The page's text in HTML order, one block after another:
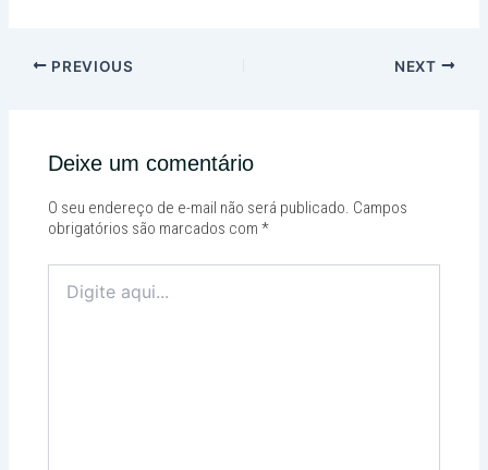
PREVIOUS NEXT
Deixe um comentário
O seu endereço de e-mail não será publicado. Campos
obrigatórios são marcados com*
aqui...